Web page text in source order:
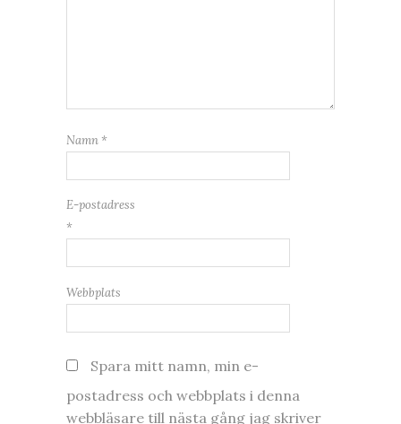
Namn *
E-postadress
*
Webbplats
Spara mitt namn, min e-
postadress och webbplats i denna
webbläsare till nästa gång jag skriver